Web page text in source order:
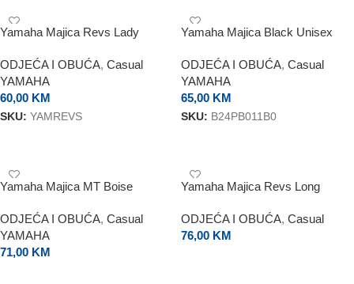
Yamaha Majica Revs Lady
ODJEĆA I OBUĆA, Casual
YAMAHA
60,00 KM
SKU: YAMREVS
Yamaha Majica Black Unisex
ODJEĆA I OBUĆA, Casual
YAMAHA
65,00 KM
SKU: B24PB011B0
Yamaha Majica MT Boise
ODJEĆA I OBUĆA, Casual
YAMAHA
71,00 KM
Yamaha Majica Revs Long
ODJEĆA I OBUĆA, Casual
76,00 KM